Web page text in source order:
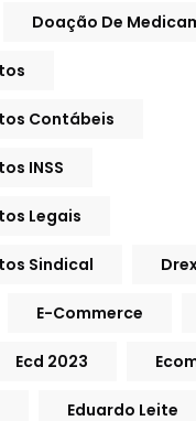
Doação De
Contábeis
INSS
Legais
Sindical
E-Commerce
Ecd 2023
Eduardo Leite